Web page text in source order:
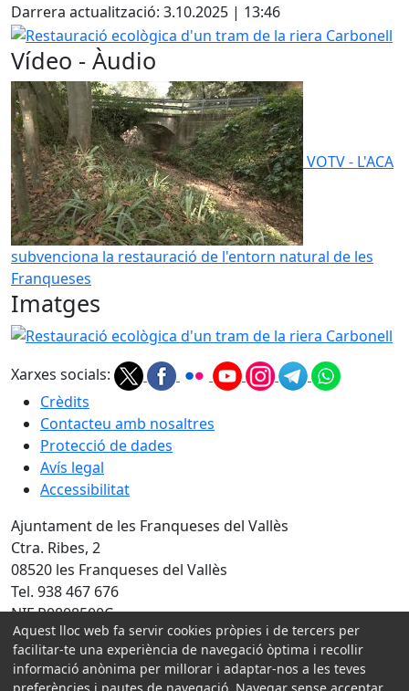
Darrera actualització: 3.10.2025 | 13:46
Restauració ecològica d'un tram de la riera Carbonell
Vídeo - Àudio
VOTV - L'ACA
subvenciona la restauració de l'entorn natural de les
Franqueses
Imatges
Restauració ecològica d'un tram de la riera Carbonell
Xarxes socials:
Crèdits
Contacteu amb nosaltres
Protecció de dades
Avís legal
Accessibilitat
Ajuntament de les Franqueses del Vallès
Ctra. Ribes, 2
08520 les Franqueses del Vallès
Tel. 938 467 676
NIF P0808500C
Amb la col·laboració de:
Aquest lloc web fa servir cookies pròpies i de tercers per
facilitar-te una experiència de navegació òptima i recollir
informació anònima per millorar i adaptar-nos a les teves